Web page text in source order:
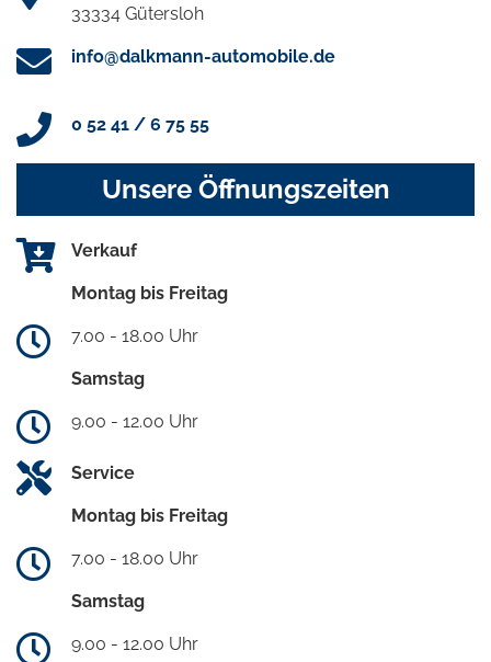
33334 Gütersloh
info@dalkmann-automobile.de
0 52 41 / 6 75 55
Unsere Öffnungszeiten
Verkauf
Montag bis Freitag
7.00 - 18.00 Uhr
Samstag
9.00 - 12.00 Uhr
Service
Montag bis Freitag
7.00 - 18.00 Uhr
Samstag
9.00 - 12.00 Uhr